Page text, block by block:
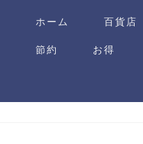
ホーム 百貨店
節約 お得